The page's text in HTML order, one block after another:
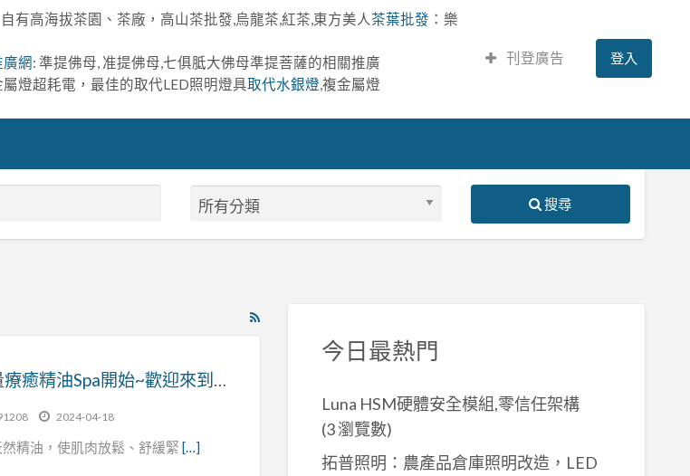
有高海拔茶園、茶廠，高山茶批發,烏龍茶,紅茶,東方美人 茶葉批發 ：樂
網: 準提佛母, 准提佛母,七俱胝大佛母準提菩薩的相關推廣
屬燈超耗電，最佳的取代LED照明燈具取代水銀燈 ,複金屬燈
刊登廣告 登入
搜尋
RSS
美好的一天~就從能量療癒精油Spa開始~歡迎來到香緹薇SPA香氛美學館
2024-04-18
精油，使肌肉放鬆、舒緩緊 […]
今日最熱門
Luna HSM硬體安全模組,零信任架構
(3 瀏覽數)
拓普照明：農產品倉庫照明改造，LED